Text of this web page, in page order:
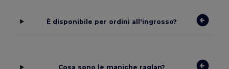
È disponibile per ordini all'ingrosso?
Cosa sono le maniche raglan?